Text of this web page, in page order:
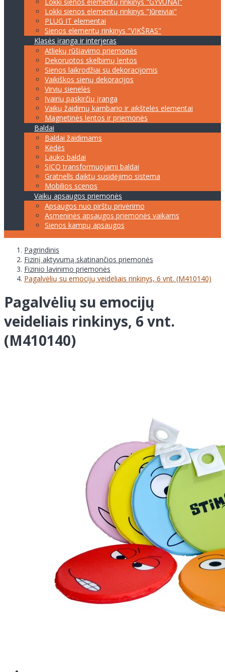
Lokki sienos elementų rinkinys "Jūreiviai"
PLUG IT elementai
Sienos elementų rinkinys "VIKŠRAS"
Klasės įranga ir interjeras
Atliekų rūšiavimo priemonės
Dekoruotos skelbimų lentos
Sienos laikrodžiai su dekoracijomis
Vaikiškos sienų dekoracijos
Virvių sienelės
Įvairių paskirčių įranga
Vaikų žaidimų kambario ir aikštelės elementai
Magnetinės lentos ir priemonės
Baldai
Baldai žaidimams
Kėdės
Lauko baldai
SICO transformuojami baldai
Gratnells daiktų susidėjimo sistema
Mobilios scenos
Vaikų apsaugos priemonės
Apsaugos nuo pirštų privėrimo
Asmeninės apsaugos priemonės vaikams
Sienos kampų apsaugos
Pagrindinis
Fizinį aktyvumą skatinančios priemonės
Fizinio lavinimo priemonės
Pagalvėlių su emocijų veideliais rinkinys, 6 vnt. (M410140)
Pagalvėlių su emocijų
veideliais rinkinys, 6 vnt.
(M410140)